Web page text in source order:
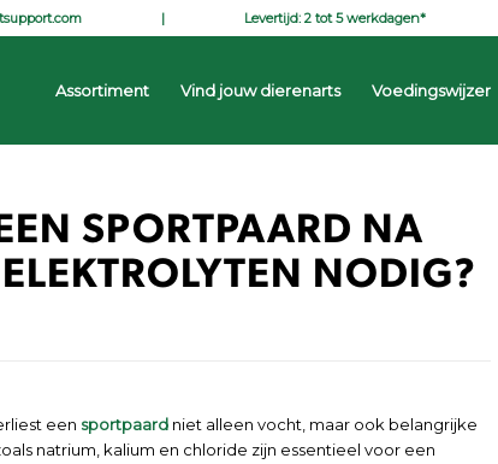
| Levertijd: 2 tot 5 werkdagen*
Assortiment Vind jouw dierenarts Voedingswijzer
SPORTPAARD NA
NODIG?
een sportpaard niet alleen vocht, maar ook belangrijke
natrium, kalium en chloride zijn essentieel voor een